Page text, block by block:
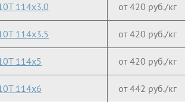
114х3.0 от 420 руб./кг
114х3.5 от 420 руб./кг
114х5 от 420 руб./кг
114х6 от 442 руб./кг